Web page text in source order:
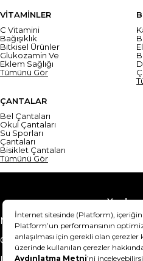
VİTAMİNLER
C Vitamini
Bağışıklık
Bitkisel Ürünler
Glukozamin Ve
Eklem Sağlığı
Tümünü Gör
ÇANTALAR
Bel Çantaları
Okul Çantaları
Su Sporları
Çantaları
Bisiklet Çantaları
Tümünü Gör
Yardım
Mesafeli Satış Sözleşmesi
Gizlilik Sözleşmesi